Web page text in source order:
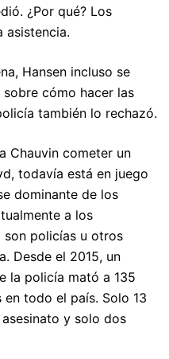
¿Por qué? Los
asistencia.
Hansen incluso se
cómo hacer las
también lo rechazó.
Chauvin cometer un
todavía está en juego
dominante de los
a los
son policías u otros
Desde el 2015, un
la policía mató a 135
en todo el país. Solo 13
y solo dos